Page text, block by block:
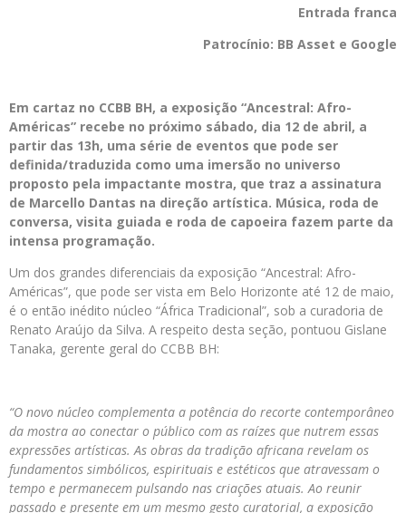
Entrada franca
Patrocínio: BB Asset e Google
Em cartaz no CCBB BH, a exposição “Ancestral: Afro-
Américas” recebe no próximo sábado, dia 12 de abril, a
partir das 13h, uma série de eventos que pode ser
definida/traduzida como uma imersão no universo
proposto pela impactante mostra, que traz a assinatura
de Marcello Dantas na direção artística. Música, roda de
conversa, visita guiada e roda de capoeira fazem parte da
intensa programação.
Um dos grandes diferenciais da exposição “Ancestral: Afro-
Américas”, que pode ser vista em Belo Horizonte até 12 de maio,
é o então inédito núcleo “África Tradicional”, sob a curadoria de
Renato Araújo da Silva. A respeito desta seção, pontuou Gislane
Tanaka, gerente geral do CCBB BH:
“O novo núcleo complementa a potência do recorte contemporâneo
da mostra ao conectar o público com as raízes que nutrem essas
expressões artísticas. As obras da tradição africana revelam os
fundamentos simbólicos, espirituais e estéticos que atravessam o
tempo e permanecem pulsando nas criações atuais. Ao reunir
passado e presente em um mesmo gesto curatorial, a exposição